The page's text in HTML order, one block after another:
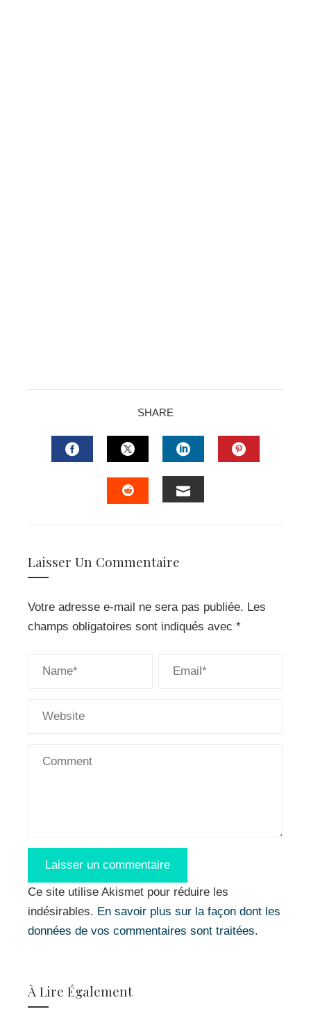
SHARE
FACEBOOKTWITTERLINKEDIN
Laisser Un Commentaire
Votre adresse e-mail ne sera pas publiée. Les
champs obligatoires sont indiqués avec *
Ce site utilise Akismet pour réduire les
indésirables. En savoir plus sur la façon dont les
données de vos commentaires sont traitées.
À Lire Également